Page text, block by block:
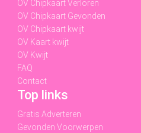
OV Chipkaart Verloren
OV Chipkaart Gevonden
OV Chipkaart kwijt
OV Kaart kwijt
OV Kwijt
FAQ
Contact
Top links
Gratis Adverteren
Gevonden Voorwerpen